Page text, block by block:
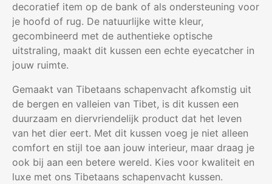
decoratief item op de bank of als ondersteuning voor
je hoofd of rug. De natuurlijke witte kleur,
gecombineerd met de authentieke optische
uitstraling, maakt dit kussen een echte eyecatcher in
jouw ruimte.
Gemaakt van Tibetaans schapenvacht afkomstig uit
de bergen en valleien van Tibet, is dit kussen een
duurzaam en diervriendelijk product dat het leven
van het dier eert. Met dit kussen voeg je niet alleen
comfort en stijl toe aan jouw interieur, maar draag je
ook bij aan een betere wereld. Kies voor kwaliteit en
luxe met ons Tibetaans schapenvacht kussen.